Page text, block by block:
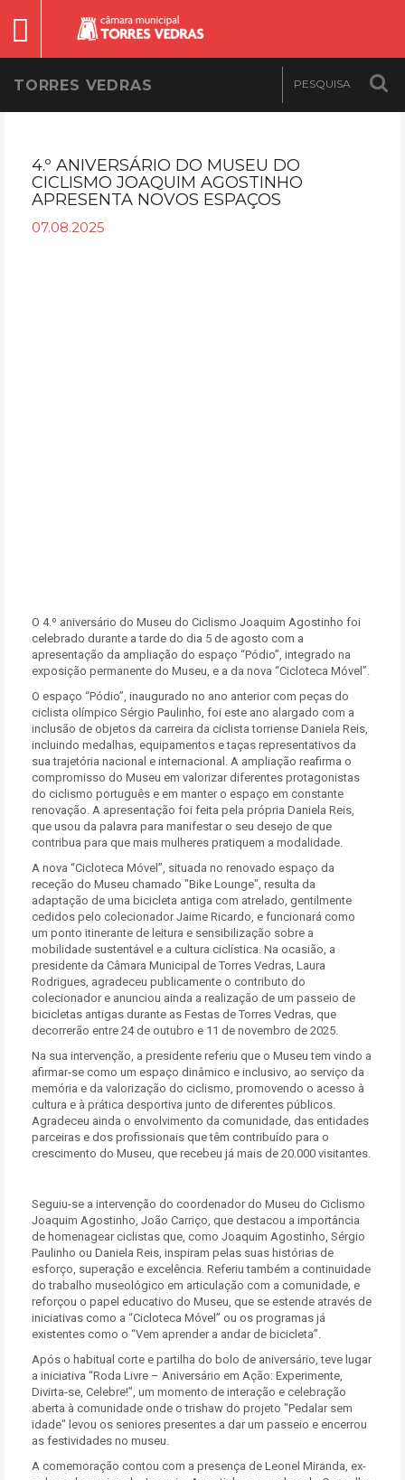
TORRES VEDRAS
4.º ANIVERSÁRIO DO MUSEU DO
CICLISMO JOAQUIM AGOSTINHO
APRESENTA NOVOS ESPAÇOS
07.08.2025
O 4.º aniversário do Museu do Ciclismo Joaquim Agostinho foi
celebrado durante a tarde do dia 5 de agosto com a
apresentação da ampliação do espaço “Pódio”, integrado na
exposição permanente do Museu, e a da nova “Cicloteca Móvel”.
O espaço “Pódio”, inaugurado no ano anterior com peças do
ciclista olímpico Sérgio Paulinho, foi este ano alargado com a
inclusão de objetos da carreira da ciclista torriense Daniela Reis,
incluindo medalhas, equipamentos e taças representativos da
sua trajetória nacional e internacional. A ampliação reafirma o
compromisso do Museu em valorizar diferentes protagonistas
do ciclismo português e em manter o espaço em constante
renovação. A apresentação foi feita pela própria Daniela Reis,
que usou da palavra para manifestar o seu desejo de que
contribua para que mais mulheres pratiquem a modalidade.
A nova “Cicloteca Móvel”, situada no renovado espaço da
receção do Museu chamado "Bike Lounge", resulta da
adaptação de uma bicicleta antiga com atrelado, gentilmente
cedidos pelo colecionador Jaime Ricardo, e funcionará como
um ponto itinerante de leitura e sensibilização sobre a
mobilidade sustentável e a cultura ciclística. Na ocasião, a
presidente da Câmara Municipal de Torres Vedras, Laura
Rodrigues, agradeceu publicamente o contributo do
colecionador e anunciou ainda a realização de um passeio de
bicicletas antigas durante as Festas de Torres Vedras, que
decorrerão entre 24 de outubro e 11 de novembro de 2025.
Na sua intervenção, a presidente referiu que o Museu tem vindo a
afirmar-se como um espaço dinâmico e inclusivo, ao serviço da
memória e da valorização do ciclismo, promovendo o acesso à
cultura e à prática desportiva junto de diferentes públicos.
Agradeceu ainda o envolvimento da comunidade, das entidades
parceiras e dos profissionais que têm contribuído para o
crescimento do Museu, que recebeu já mais de 20.000 visitantes.
Seguiu-se a intervenção do coordenador do Museu do Ciclismo
Joaquim Agostinho, João Carriço, que destacou a importância
de homenagear ciclistas que, como Joaquim Agostinho, Sérgio
Paulinho ou Daniela Reis, inspiram pelas suas histórias de
esforço, superação e excelência. Referiu também a continuidade
do trabalho museológico em articulação com a comunidade, e
reforçou o papel educativo do Museu, que se estende através de
iniciativas como a “Cicloteca Móvel” ou os programas já
existentes como o “Vem aprender a andar de bicicleta”.
Após o habitual corte e partilha do bolo de aniversário, teve lugar
a iniciativa “Roda Livre – Aniversário em Ação: Experimente,
Divirta-se, Celebre!”, um momento de interação e celebração
aberta à comunidade onde o trishaw do projeto "Pedalar sem
idade" levou os seniores presentes a dar um passeio e encerrou
as festividades no museu.
A comemoração contou com a presença de Leonel Miranda, ex-